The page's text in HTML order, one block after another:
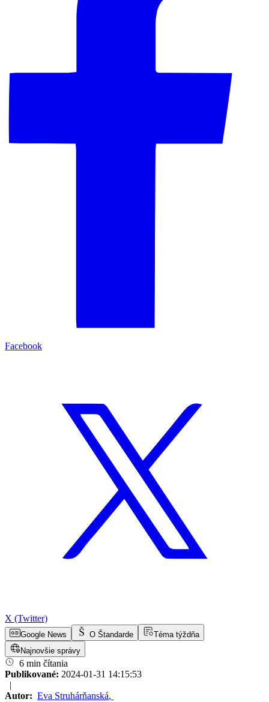
Facebook
X (Twitter)
Google News O Štandarde
Téma týždňa
Najnovšie správy
6 min čítania
Publikované: 2024-01-31 14:15:53
|
Autor: Eva Struhárňanská,